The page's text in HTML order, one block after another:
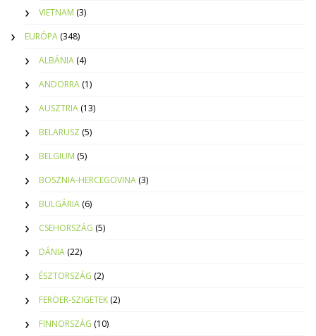
VIETNAM (3)
EURÓPA (348)
ALBÁNIA (4)
ANDORRA (1)
AUSZTRIA (13)
BELARUSZ (5)
BELGIUM (5)
BOSZNIA-HERCEGOVINA (3)
BULGÁRIA (6)
CSEHORSZÁG (5)
DÁNIA (22)
ÉSZTORSZÁG (2)
FERÖER-SZIGETEK (2)
FINNORSZÁG (10)